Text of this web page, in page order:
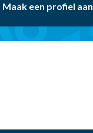
Maak een profiel aan